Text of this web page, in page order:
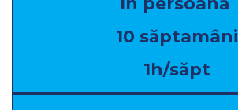
10 săptamâni
1h/săpt